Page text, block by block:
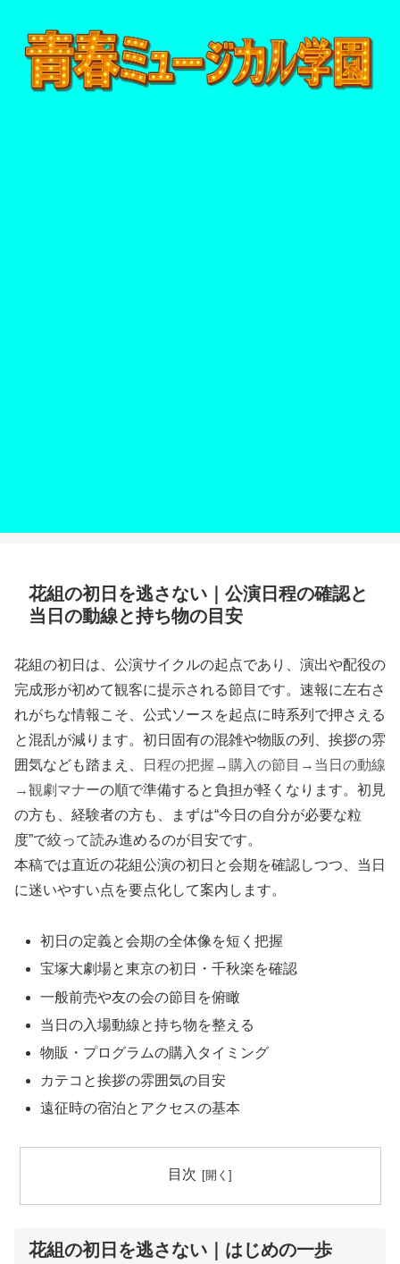
花組の初日を逃さない｜公演日程の確認と
当日の動線と持ち物の目安
花組の初日は、公演サイクルの起点であり、演出や配役の
完成形が初めて観客に提示される節目です。速報に左右さ
れがちな情報こそ、公式ソースを起点に時系列で押さえる
と混乱が減ります。初日固有の混雑や物販の列、挨拶の雰
囲気なども踏まえ、
日程の把握→購入の節目→当日の動線
→観劇マナーの順で準備すると負担が軽くなります。初見
の方も、経験者の方も、まずは“今日の自分が必要な粒
度”で絞って読み進めるのが目安です。
本稿では直近の花組公演の初日と会期を確認しつつ、当日
に迷いやすい点を要点化して案内します。
初日の定義と会期の全体像を短く把握
宝塚大劇場と東京の初日・千秋楽を確認
一般前売や友の会の節目を俯瞰
当日の入場動線と持ち物を整える
物販・プログラムの購入タイミング
カテコと挨拶の雰囲気の目安
遠征時の宿泊とアクセスの基本
目次
花組の初日を逃さない｜はじめの一歩